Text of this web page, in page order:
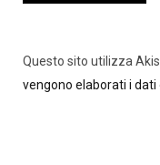
Questo sito utilizza
vengono elaborati i